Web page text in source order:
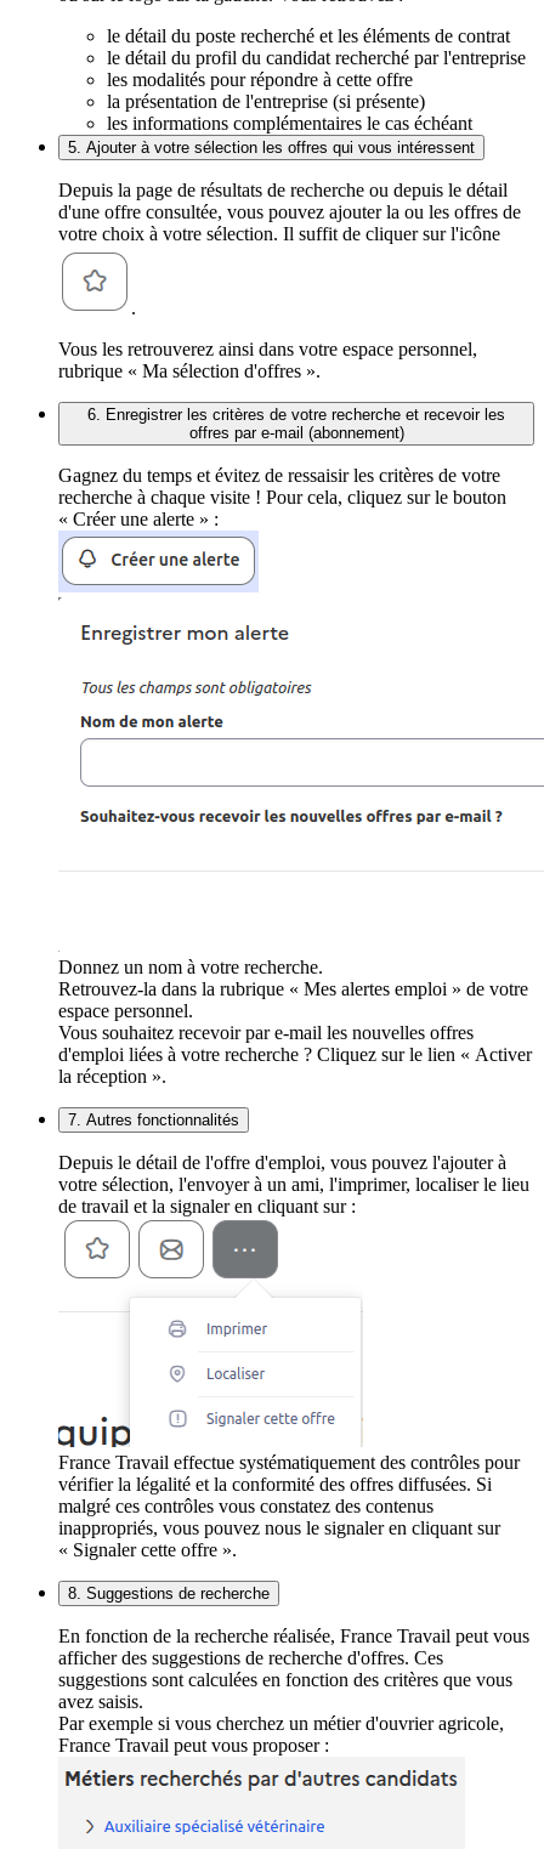
le détail du poste recherché et les éléments de contrat
le détail du profil du candidat recherché par l'entreprise
les modalités pour répondre à cette offre
la présentation de l'entreprise (si présente)
les informations complémentaires le cas échéant
5. Ajouter à votre sélection les offres qui vous intéressent
Depuis la page de résultats de recherche ou depuis le détail
d'une offre consultée, vous pouvez ajouter la ou les offres de
votre choix à votre sélection. Il suffit de cliquer sur l'icône
.
Vous les retrouverez ainsi dans votre espace personnel,
rubrique « Ma sélection d'offres ».
6. Enregistrer les critères de votre recherche et recevoir les
offres par e-mail (abonnement)
Gagnez du temps et évitez de ressaisir les critères de votre
recherche à chaque visite ! Pour cela, cliquez sur le bouton
« Créer une alerte » :
Donnez un nom à votre recherche.
Retrouvez-la dans la rubrique « Mes alertes emploi » de votre
espace personnel.
Vous souhaitez recevoir par e-mail les nouvelles offres
d'emploi liées à votre recherche ? Cliquez sur le lien « Activer
la réception ».
7. Autres fonctionnalités
Depuis le détail de l'offre d'emploi, vous pouvez l'ajouter à
votre sélection, l'envoyer à un ami, l'imprimer, localiser le lieu
de travail et la signaler en cliquant sur :
France Travail effectue systématiquement des contrôles pour
vérifier la légalité et la conformité des offres diffusées. Si
malgré ces contrôles vous constatez des contenus
inappropriés, vous pouvez nous le signaler en cliquant sur
« Signaler cette offre ».
8. Suggestions de recherche
En fonction de la recherche réalisée, France Travail peut vous
afficher des suggestions de recherche d'offres. Ces
suggestions sont calculées en fonction des critères que vous
avez saisis.
Par exemple si vous cherchez un métier d'ouvrier agricole,
France Travail peut vous proposer :